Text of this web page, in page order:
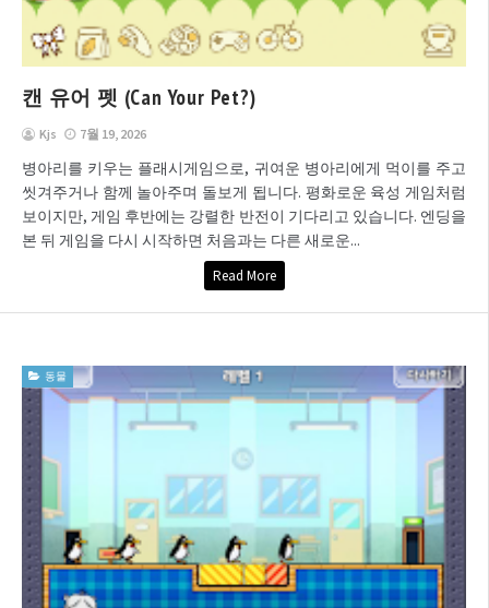
캔 유어 펫 (Can Your Pet?)
Kjs 7월 19, 2026
병아리를 키우는 플래시게임으로, 귀여운 병아리에게 먹이를 주고
씻겨주거나 함께 놀아주며 돌보게 됩니다. 평화로운 육성 게임처럼
보이지만, 게임 후반에는 강렬한 반전이 기다리고 있습니다. 엔딩을
본 뒤 게임을 다시 시작하면 처음과는 다른 새로운...
Read More
동물